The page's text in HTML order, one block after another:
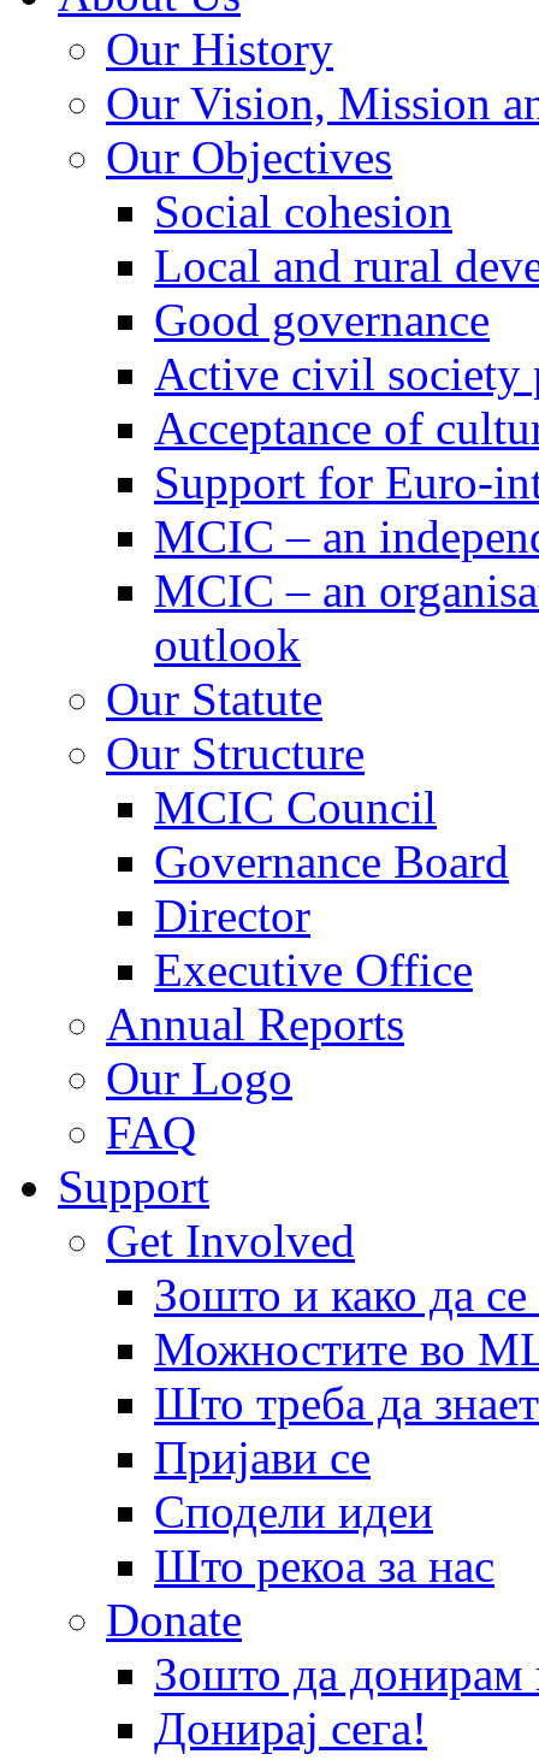
Our History
Our Vision, Mission
Our Objectives
Social cohesion
Local and rural
Good governance
Active civil society
Acceptance of
Support for Euro-
MCIC – an
MCIC – an
outlook
Our Statute
Our Structure
MCIC Council
Governance Board
Director
Executive Office
Annual Reports
Our Logo
FAQ
Support
Get Involved
Зошто и како да
Можностите во
Што треба да
Пријави се
Сподели идеи
Што рекоа за нас
Donate
Зошто да
Донирај сега!